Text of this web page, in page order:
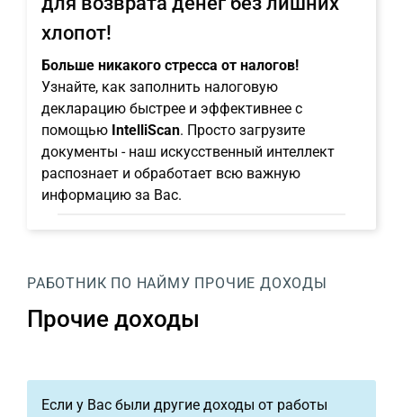
хлопот!
Больше никакого стресса от налогов!
Узнайте, как заполнить налоговую
декларацию быстрее и эффективнее с
помощью IntelliScan. Просто загрузите
документы - наш искусственный интеллект
распознает и обработает всю важную
информацию за Вас.
РАБОТНИК ПО НАЙМУ ПРОЧИЕ ДОХОДЫ
Прочие доходы
Если у Вас были другие доходы от работы